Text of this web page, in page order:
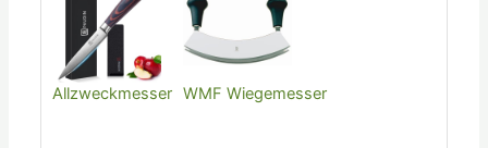
Allzweckmesser WMF Wiegemesser